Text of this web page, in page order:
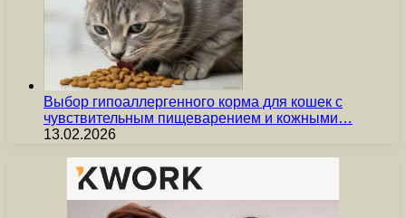
Выбор гипоаллергенного корма для кошек с
чувствительным пищеварением и кожными…
13.02.2026